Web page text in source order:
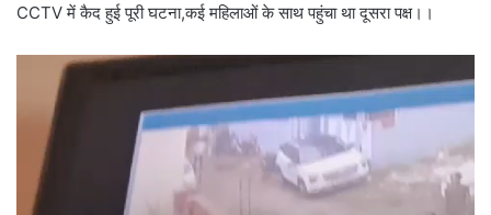
CCTV में कैद हुई पूरी घटना,कई महिलाओं के साथ पहुंचा था दूसरा पक्ष।।